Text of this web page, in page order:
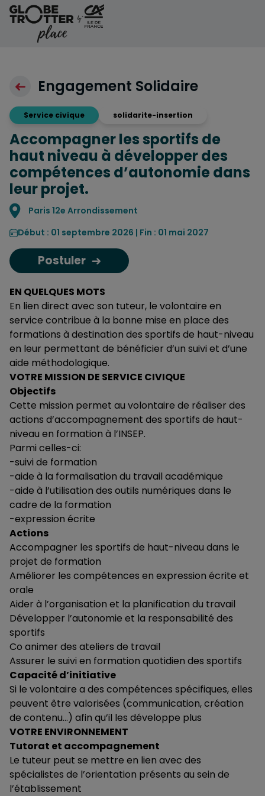
Aller au contenu
Engagement Solidaire
Service civique solidarite-insertion
Accompagner les sportifs de
haut niveau à développer des
compétences d’autonomie dans
leur projet.
Localisation
Paris 12e Arrondissement
Début : 01 septembre 2026 | Fin : 01 mai 2027
Postuler
EN QUELQUES MOTS
En lien direct avec son tuteur, le volontaire en
service contribue à la bonne mise en place des
formations à destination des sportifs de haut-niveau
en leur permettant de bénéficier d’un suivi et d’une
aide méthodologique.
VOTRE MISSION DE SERVICE CIVIQUE
Objectifs
Cette mission permet au volontaire de réaliser des
actions d’accompagnement des sportifs de haut-
niveau en formation à l’INSEP.
Parmi celles-ci:
-suivi de formation
-aide à la formalisation du travail académique
-aide à l’utilisation des outils numériques dans le
cadre de la formation
-expression écrite
Actions
Accompagner les sportifs de haut-niveau dans le
projet de formation
Améliorer les compétences en expression écrite et
orale
Aider à l’organisation et la planification du travail
Développer l’autonomie et la responsabilité des
sportifs
Co animer des ateliers de travail
Assurer le suivi en formation quotidien des sportifs
Capacité d’initiative
Si le volontaire a des compétences spécifiques, elles
peuvent être valorisées (communication, création
de contenu…) afin qu’il les développe plus
VOTRE ENVIRONNEMENT
Tutorat et accompagnement
Le tuteur peut se mettre en lien avec des
spécialistes de l’orientation présents au sein de
l’établissement